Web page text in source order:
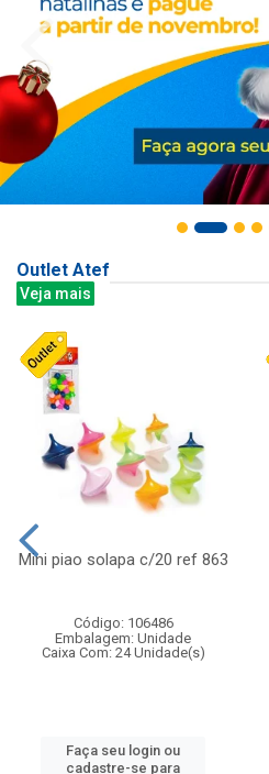
Outlet Atef
Veja mais
Mini piao solapa c/20 ref 863
Código: 106486
Embalagem: Unidade
Caixa Com: 24 Unidade(s)
Faça seu login ou
cadastre-se para